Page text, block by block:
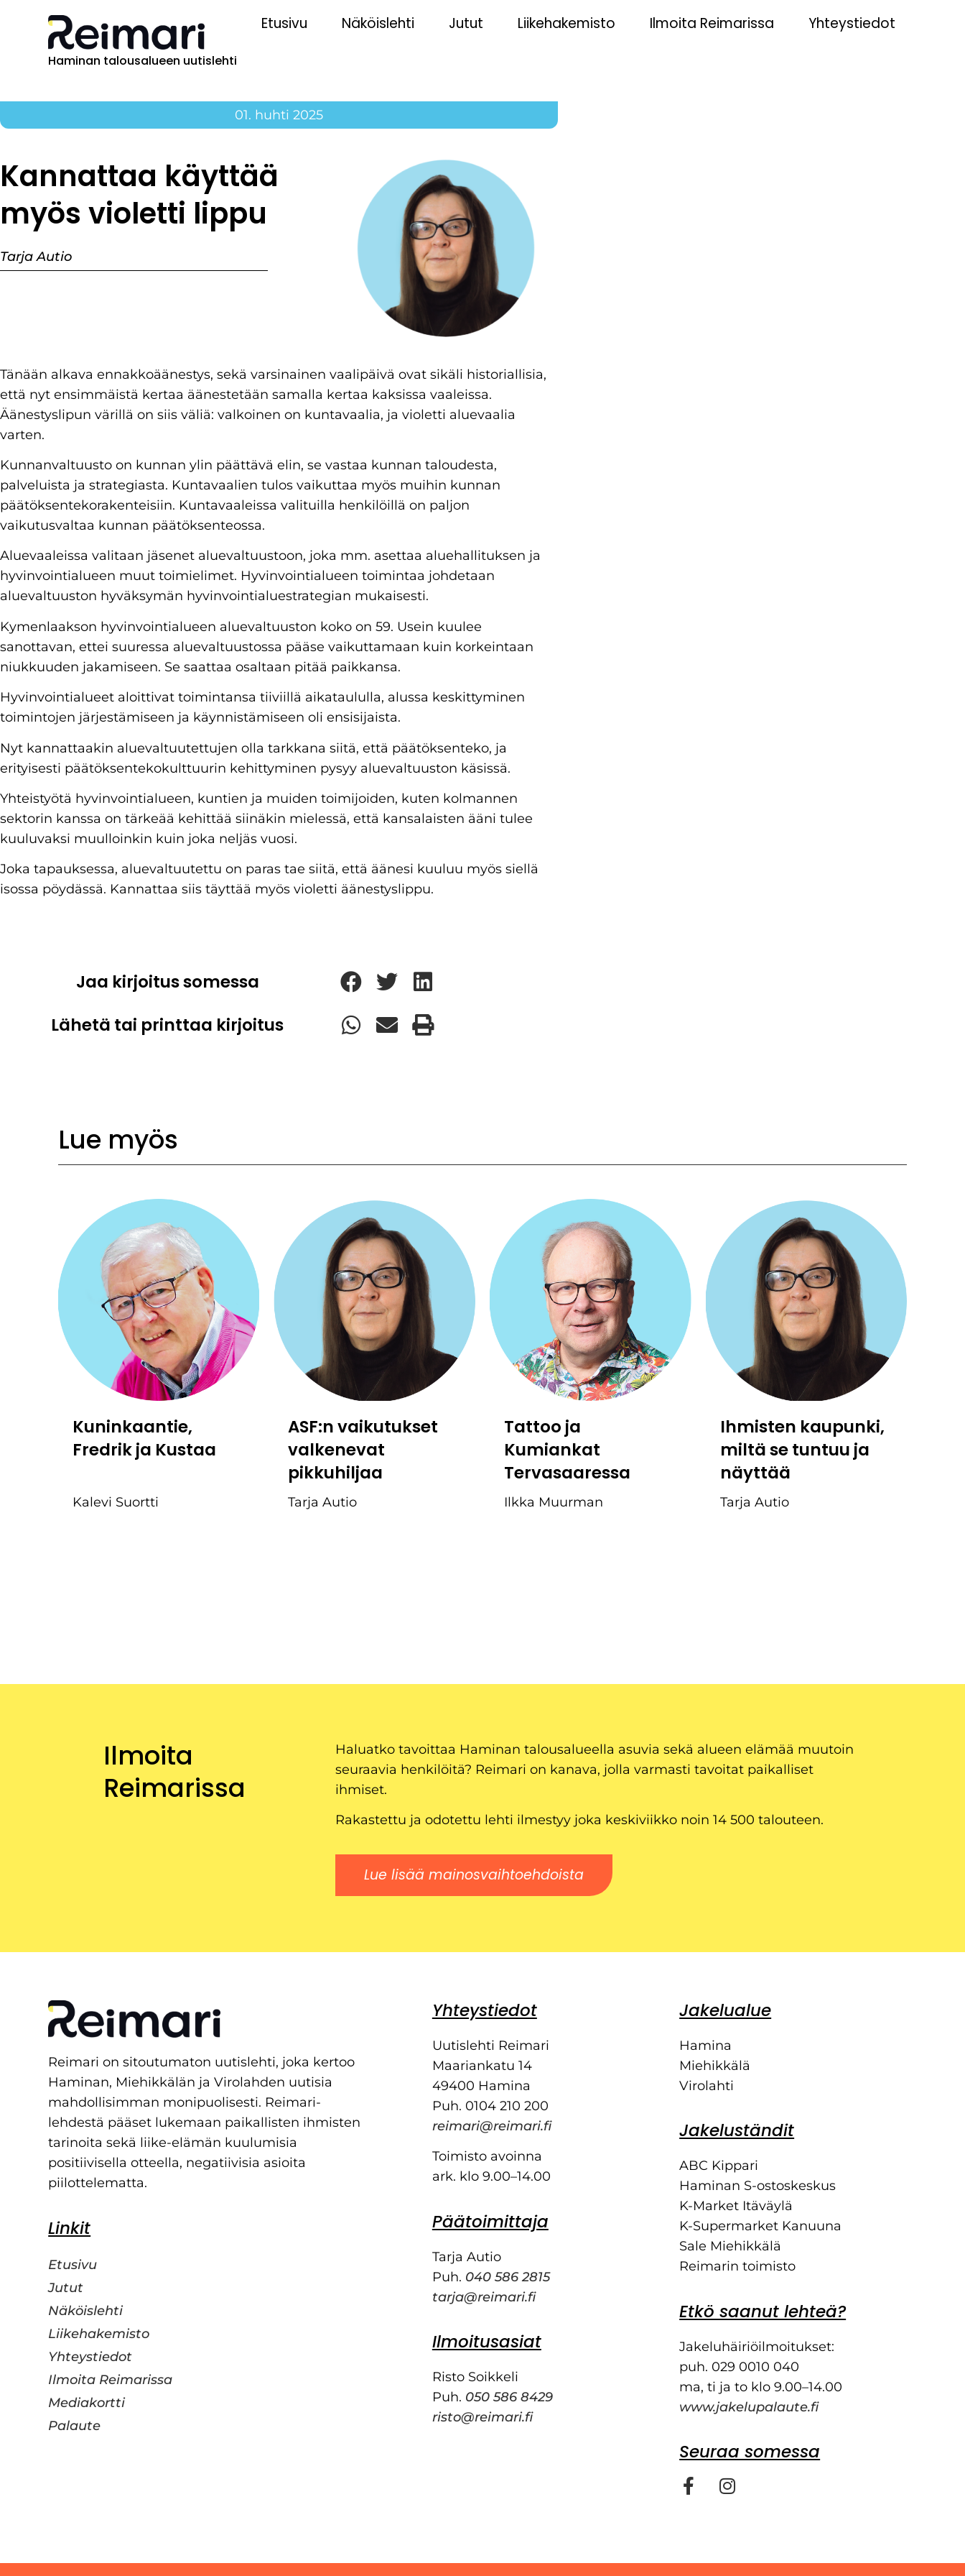
Haminan talousalueen uutislehti
Etusivu Näköislehti Jutut Liikehakemisto Ilmoita Reimarissa Yhteystiedot
01. huhti 2025
Kannattaa käyttää
myös violetti lippu
Tarja Autio
Tänään alkava ennakkoäänestys, sekä varsinainen vaalipäivä ovat sikäli historiallisia,
että nyt ensimmäistä kertaa äänestetään samalla kertaa kaksissa vaaleissa.
Äänestyslipun värillä on siis väliä: valkoinen on kuntavaalia, ja violetti aluevaalia
varten.
Kunnanvaltuusto on kunnan ylin päättävä elin, se vastaa kunnan taloudesta,
palveluista ja strategiasta. Kuntavaalien tulos vaikuttaa myös muihin kunnan
päätöksentekorakenteisiin. Kuntavaaleissa valituilla henkilöillä on paljon
vaikutusvaltaa kunnan päätöksenteossa.
Aluevaaleissa valitaan jäsenet aluevaltuustoon, joka mm. asettaa aluehallituksen ja
hyvinvointialueen muut toimielimet. Hyvinvointialueen toimintaa johdetaan
aluevaltuuston hyväksymän hyvinvointialuestrategian mukaisesti.
Kymenlaakson hyvinvointialueen aluevaltuuston koko on 59. Usein kuulee
sanottavan, ettei suuressa aluevaltuustossa pääse vaikuttamaan kuin korkeintaan
niukkuuden jakamiseen. Se saattaa osaltaan pitää paikkansa.
Hyvinvointialueet aloittivat toimintansa tiiviillä aikataululla, alussa keskittyminen
toimintojen järjestämiseen ja käynnistämiseen oli ensisijaista.
Nyt kannattaakin aluevaltuutettujen olla tarkkana siitä, että päätöksenteko, ja
erityisesti päätöksentekokulttuurin kehittyminen pysyy aluevaltuuston käsissä.
Yhteistyötä hyvinvointialueen, kuntien ja muiden toimijoiden, kuten kolmannen
sektorin kanssa on tärkeää kehittää siinäkin mielessä, että kansalaisten ääni tulee
kuuluvaksi muulloinkin kuin joka neljäs vuosi.
Joka tapauksessa, aluevaltuutettu on paras tae siitä, että äänesi kuuluu myös siellä
isossa pöydässä. Kannattaa siis täyttää myös violetti äänestyslippu.
Jaa kirjoitus somessa
Lähetä tai printtaa kirjoitus
Lue myös
Kuninkaantie,
Fredrik ja Kustaa
Kalevi Suortti
ASF:n vaikutukset
valkenevat
pikkuhiljaa
Tarja Autio
Tattoo ja
Kumiankat
Tervasaaressa
Ilkka Muurman
Ihmisten kaupunki,
miltä se tuntuu ja
näyttää
Tarja Autio
Ilmoita
Reimarissa
Haluatko tavoittaa Haminan talousalueella asuvia sekä alueen elämää muutoin
seuraavia henkilöitä? Reimari on kanava, jolla varmasti tavoitat paikalliset
ihmiset.
Rakastettu ja odotettu lehti ilmestyy joka keskiviikko noin 14 500 talouteen.
Lue lisää mainosvaihtoehdoista
Reimari on sitoutumaton uutislehti, joka kertoo
Haminan, Miehikkälän ja Virolahden uutisia
mahdollisimman monipuolisesti. Reimari-
lehdestä pääset lukemaan paikallisten ihmisten
tarinoita sekä liike-elämän kuulumisia
positiivisella otteella, negatiivisia asioita
piilottelematta.
Linkit
Etusivu
Jutut
Näköislehti
Liikehakemisto
Yhteystiedot
Ilmoita Reimarissa
Mediakortti
Palaute
Yhteystiedot
Uutislehti Reimari
Maariankatu 14
49400 Hamina
Puh. 0104 210 200
reimari@reimari.fi
Toimisto avoinna
ark. klo 9.00–14.00
Päätoimittaja
Tarja Autio
Puh. 040 586 2815
tarja@reimari.fi
Ilmoitusasiat
Risto Soikkeli
Puh. 050 586 8429
risto@reimari.fi
Jakelualue
Hamina
Miehikkälä
Virolahti
Jakeluständit
ABC Kippari
Haminan S-ostoskeskus
K-Market Itäväylä
K-Supermarket Kanuuna
Sale Miehikkälä
Reimarin toimisto
Etkö saanut lehteä?
Jakeluhäiriöilmoitukset:
puh. 029 0010 040
ma, ti ja to klo 9.00–14.00
www.jakelupalaute.fi
Seuraa somessa